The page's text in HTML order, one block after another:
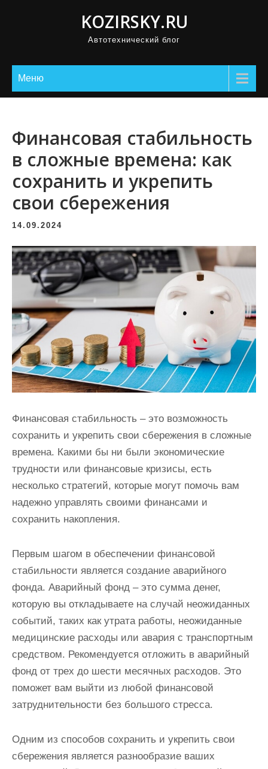
KOZIRSKY.RU
Автотехнический блог
Меню
Финансовая стабильность
в сложные времена: как
сохранить и укрепить
свои сбережения
14.09.2024
Финансовая стабильность – это возможность
сохранить и укрепить свои сбережения в сложные
времена. Какими бы ни были экономические
трудности или финансовые кризисы, есть
несколько стратегий, которые могут помочь вам
надежно управлять своими финансами и
сохранить накопления.
Первым шагом в обеспечении финансовой
стабильности является создание аварийного
фонда. Аварийный фонд – это сумма денег,
которую вы откладываете на случай неожиданных
событий, таких как утрата работы, неожиданные
медицинские расходы или авария с транспортным
средством. Рекомендуется отложить в аварийный
фонд от трех до шести месячных расходов. Это
поможет вам выйти из любой финансовой
затруднительности без большого стресса.
Одним из способов сохранить и укрепить свои
сбережения является разнообразие ваших